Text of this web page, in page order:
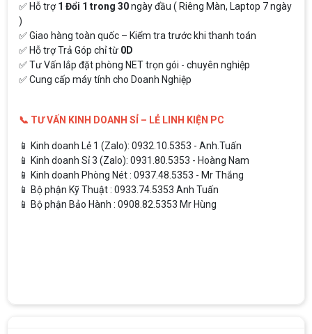
✅ Hỗ trợ1 Đổi 1 trong 30ngày đầu ( Riêng Màn, Laptop 7 ngày
)
✅ Giao hàng toàn quốc – Kiểm tra trước khi thanh toán
✅ Hỗ trợ Trả Góp chỉ từ 0D
✅ Tư Vấn lắp đặt phòng NET trọn gói - chuyên nghiệp
✅ Cung cấp máy tính cho Doanh Nghiệp
📞 TƯ VẤN KINH DOANH SỈ – LẺ LINH KIỆN PC
📱 Kinh doanh Lẻ 1 (Zalo): 0932.10.5353 - Anh.Tuấn
📱 Kinh doanh Sỉ 3 (Zalo): 0931.80.5353 - Hoàng Nam
📱 Kinh doanh Phòng Nét : 0937.48.5353 - Mr Thắng
📱 Bộ phận Kỹ Thuật : 0933.74.5353 Anh Tuấn
📱 Bộ phận Bảo Hành : 0908.82.5353 Mr Hùng